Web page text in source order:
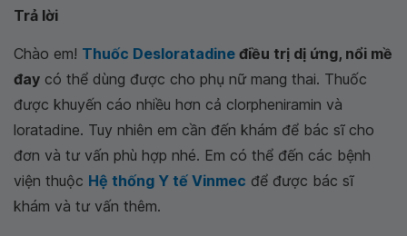
Trả lời
Chào em! Thuốc Desloratadine điều trị dị ứng, nổi mề
đay có thể dùng được cho phụ nữ mang thai. Thuốc
được khuyến cáo nhiều hơn cả clorpheniramin và
loratadine. Tuy nhiên em cần đến khám để bác sĩ cho
đơn và tư vấn phù hợp nhé. Em có thể đến các bệnh
viện thuộc Hệ thống Y tế Vinmec để được bác sĩ
khám và tư vấn thêm.